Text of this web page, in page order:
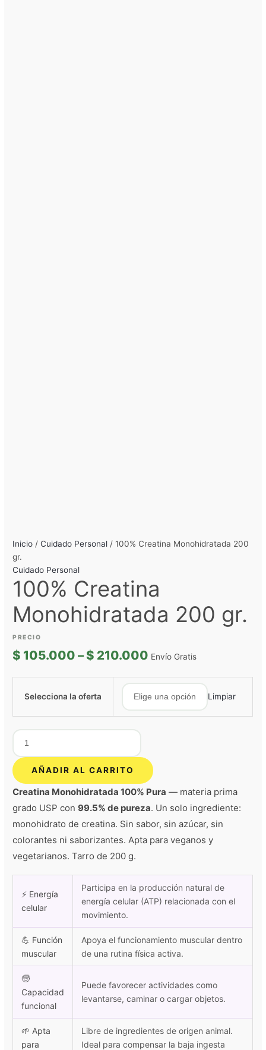
Inicio /Cuidado Personal / 100% Creatina Monohidratada 200
gr.
Cuidado Personal
100% Creatina
Monohidratada 200 gr.
$ 105.000 –$ 210.000 Envío Gratis
Selecciona la oferta Limpiar
AÑADIR AL CARRITO
Creatina Monohidratada 100% Pura — materia prima
grado USP con99.5% de pureza. Un solo ingrediente:
monohidrato de creatina. Sin sabor, sin azúcar, sin
colorantes ni saborizantes. Apta para veganos y
vegetarianos. Tarro de 200 g.
⚡ Energía
celular
Participa en la producción natural de
energía celular (ATP) relacionada con el
movimiento.
💪 Función
muscular
Apoya el funcionamiento muscular dentro
de una rutina física activa.
🧓
Capacidad
funcional
Puede favorecer actividades como
levantarse, caminar o cargar objetos.
🌱 Apta
para
Libre de ingredientes de origen animal.
Ideal para compensar la baja ingesta